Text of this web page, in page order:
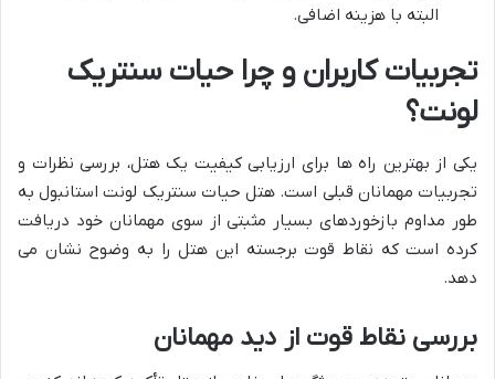
البته با هزینه اضافی.
تجربیات کاربران و چرا حیات سنتریک
لونت؟
یکی از بهترین راه ها برای ارزیابی کیفیت یک هتل، بررسی نظرات و
تجربیات مهمانان قبلی است. هتل حیات سنتریک لونت استانبول به
طور مداوم بازخوردهای بسیار مثبتی از سوی مهمانان خود دریافت
کرده است که نقاط قوت برجسته این هتل را به وضوح نشان می
دهد.
بررسی نقاط قوت از دید مهمانان